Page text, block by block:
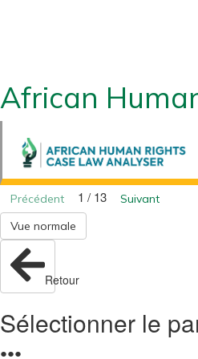
African
Précédent 1 / 13
Suivant
Vue normale
Retour
Sélectionner le
●●●